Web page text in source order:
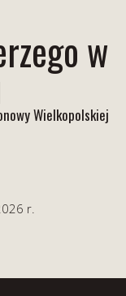
w
Wielkopolskiej
r.